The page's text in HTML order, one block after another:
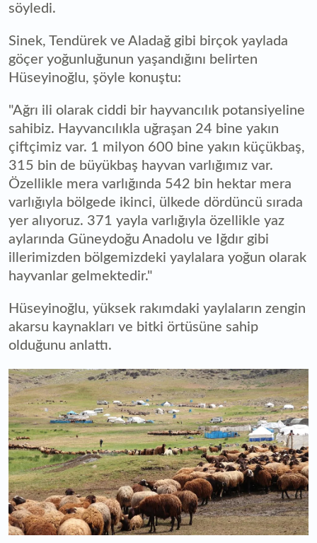
söyledi.
Sinek, Tendürek ve Aladağ gibi birçok yaylada
göçer yoğunluğunun yaşandığını belirten
Hüseyinoğlu, şöyle konuştu:
"Ağrı ili olarak ciddi bir hayvancılık potansiyeline
sahibiz. Hayvancılıkla uğraşan 24 bine yakın
çiftçimiz var. 1 milyon 600 bine yakın küçükbaş,
315 bin de büyükbaş hayvan varlığımız var.
Özellikle mera varlığında 542 bin hektar mera
varlığıyla bölgede ikinci, ülkede dördüncü sırada
yer alıyoruz. 371 yayla varlığıyla özellikle yaz
aylarında Güneydoğu Anadolu ve Iğdır gibi
illerimizden bölgemizdeki yaylalara yoğun olarak
hayvanlar gelmektedir."
Hüseyinoğlu, yüksek rakımdaki yaylaların zengin
akarsu kaynakları ve bitki örtüsüne sahip
olduğunu anlattı.